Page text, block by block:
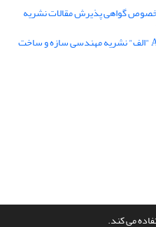
می کند.
خصوص گواهی پذیرش مقالات نشریه
ازسیناوب